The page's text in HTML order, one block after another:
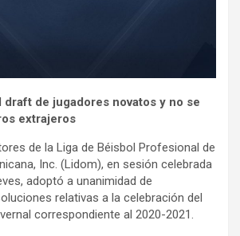
draft de jugadores novatos y no se
extrajeros
de la Liga de Béisbol Profesional de
Inc. (Lidom), en sesión celebrada
adoptó a unanimidad de
relativas a la celebración del
correspondiente al 2020-2021.